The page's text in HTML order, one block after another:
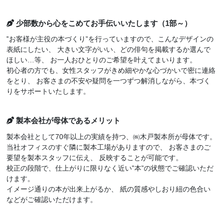
少部数から心をこめてお手伝いいたします（1部～）
‟お客様が主役の本づくり”を行っていますので、こんなデザインの
表紙にしたい、 大きい文字がいい、どの俳句を掲載するか選んで
ほしい…等、 お一人おひとりのご希望を叶えてまいります。
初心者の方でも、女性スタッフがきめ細やかな心づかいで密に連絡
をとり、 お客さまの不安や疑問を一つずつ解消しながら、本づく
りをサポートいたします。
製本会社が母体であるメリット
製本会社として70年以上の実績を持つ、㈱木戸製本所が母体です。
当社オフィスのすぐ隣に製本工場がありますので、 お客さまのご
要望を製本スタッフに伝え、 反映することが可能です。
校正の段階で、仕上がりに限りなく近い‟本”の状態でご確認いただ
けます。
イメージ通りの本が出来上がるか、 紙の質感やしおり紐の色合い
などがご確認いただけます。